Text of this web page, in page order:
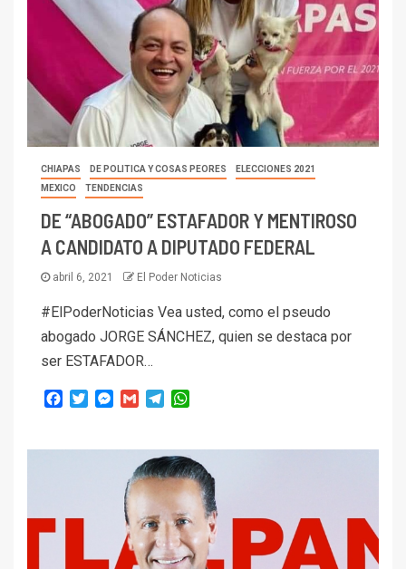
CHIAPAS DE POLITICA Y COSAS PEORES
ELECCIONES 2021
MEXICO
TENDENCIAS
DE “ABOGADO” ESTAFADOR Y MENTIROSO
A CANDIDATO A DIPUTADO FEDERAL
abril 6, 2021 El Poder Noticias
#ElPoderNoticias Vea usted, como el pseudo
abogado JORGE SÁNCHEZ, quien se destaca por
ser ESTAFADOR…
Facebook
TwitterMessenger
Gmail Telegram